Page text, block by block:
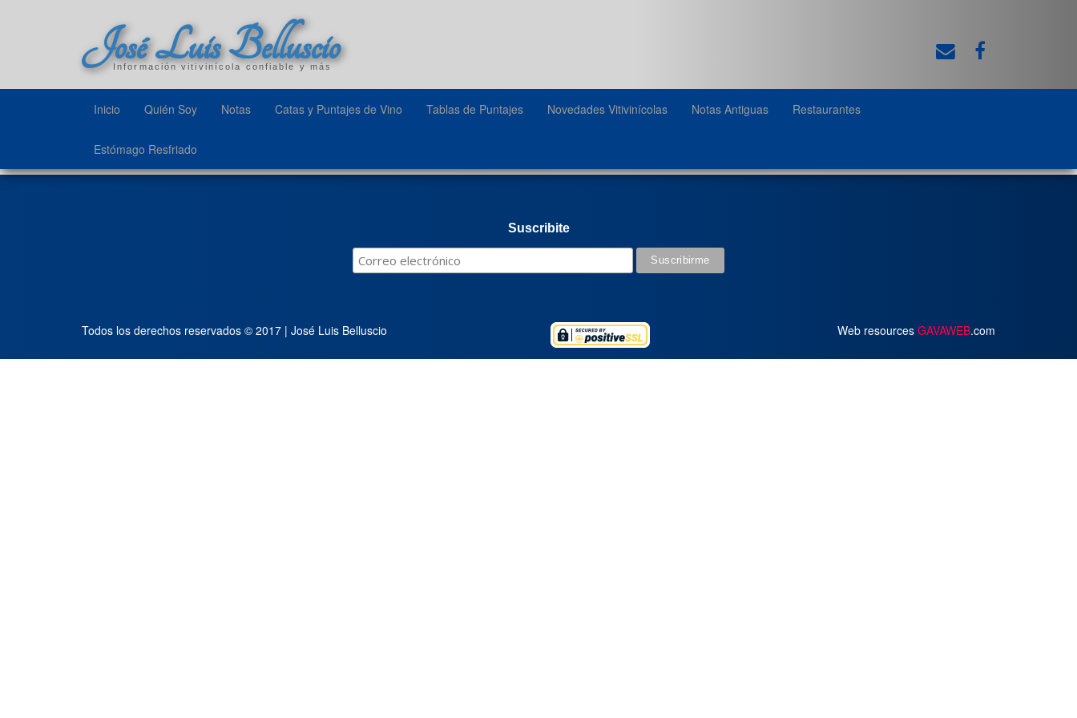
José Luis Belluscio
Información vitivinícola confiable y más
Inicio Quién Soy Notas Catas y Puntajes de Vino Tablas de Puntajes Novedades Vitivinícolas Notas Antiguas Restaurantes
Estómago Resfriado
Suscribite
Todos los derechos reservados © 2017 | José Luis Belluscio Web resources GAVAWEB.com